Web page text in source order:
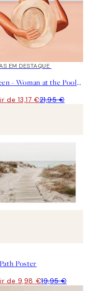
EM DESTAQUE
Ivy Green - Woman at the Poolside Poster
de 13,17 €21,95 €
Poster
de 9,98 €19,95 €